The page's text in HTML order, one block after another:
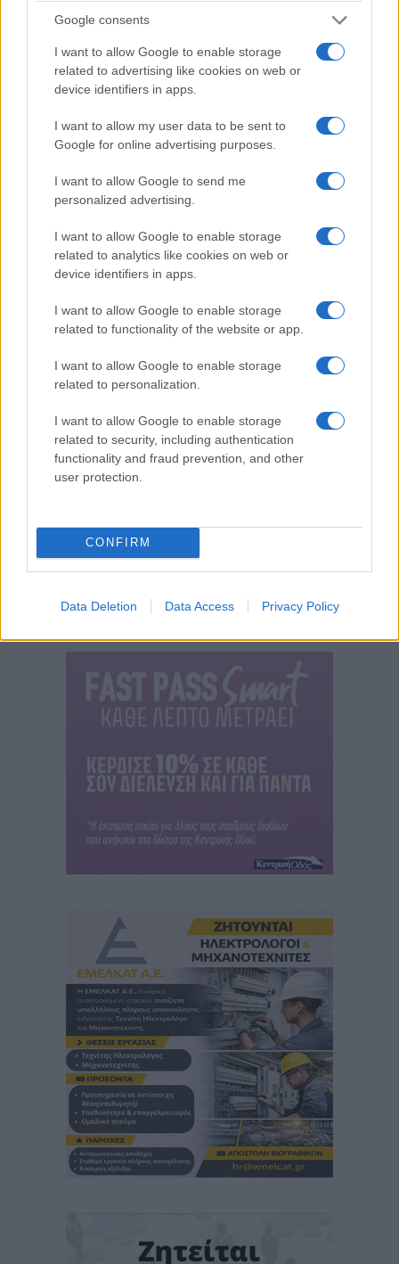
Google consents
I want to allow Google to enable storage
related to advertising like cookies on web or
device identifiers in apps.
I want to allow my user data to be sent to
Google for online advertising purposes.
I want to allow Google to send me
personalized advertising.
I want to allow Google to enable storage
related to analytics like cookies on web or
device identifiers in apps.
I want to allow Google to enable storage
related to functionality of the website or app.
I want to allow Google to enable storage
related to personalization.
I want to allow Google to enable storage
related to security, including authentication
functionality and fraud prevention, and other
user protection.
CONFIRM
Data Deletion Data Access Privacy Policy
επ’ αυτοφώρω τους
7 Αυγούστου 2026, 8:03 μμ
ΚΟΙΝΩΝΊΑ
Αυγούστου η τελετή
παράδοσης του
Τσοτυλίου
7 Αυγούστου 2026, 7:31 μμ
ΚΟΙΝΩΝΊΑ
Φωτιά έξω από την
Κοζάνη – Άμεση
Υπηρεσίας
7 Αυγούστου 2026, 7:00 μμ